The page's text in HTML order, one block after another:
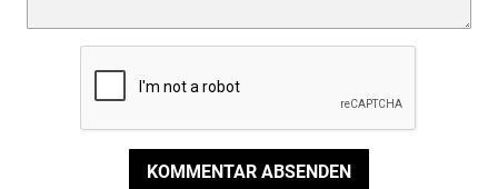
KOMMENTAR ABSENDEN